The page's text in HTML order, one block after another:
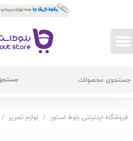
جستجو
حساب کاربری من
تغییر گذر واژه
فروشگاه اینترنتی بلوط استور لوازم تحریر